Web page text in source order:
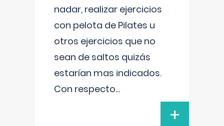
nadar, realizar ejercicios
con pelota de Pilates u
otros ejercicios que no
sean de saltos quizás
estarían mas indicados.
Con respecto...
+